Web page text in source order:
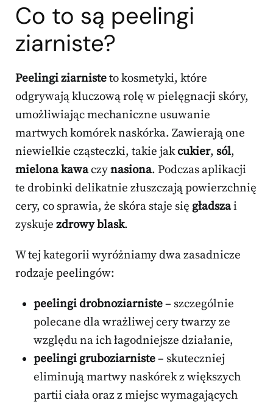
Co to są peelingi
ziarniste?
Peelingi ziarnisteto kosmetyki, które
odgrywają kluczową rolę w pielęgnacji skóry,
umożliwiając mechaniczne usuwanie
martwych komórek naskórka. Zawierają one
niewielkie cząsteczki, takie jakcukier, sól,
mielona kawaczynasiona. Podczas aplikacji
te drobinki delikatnie złuszczają powierzchnię
cery, co sprawia, że skóra staje się gładszai
zyskuje zdrowy blask.
W tej kategorii wyróżniamy dwa zasadnicze
rodzaje peelingów:
peelingi drobnoziarniste– szczególnie
polecane dla wrażliwej cery twarzy ze
względu na ich łagodniejsze działanie,
peelingi gruboziarniste– skuteczniej
eliminują martwy naskórek z większych
partii ciała oraz z miejsc wymagających